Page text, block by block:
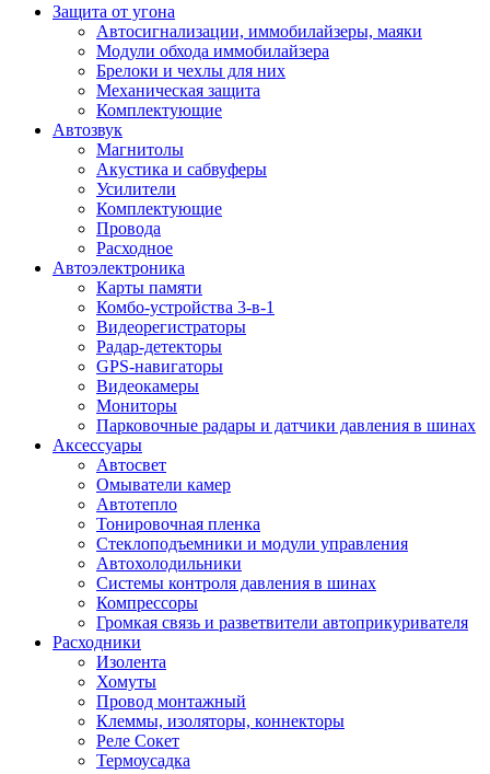
Защита от угона
Автосигнализации, иммобилайзеры, маяки
Модули обхода иммобилайзера
Брелоки и чехлы для них
Механическая защита
Комплектующие
Автозвук
Магнитолы
Акустика и сабвуферы
Усилители
Комплектующие
Провода
Расходное
Автоэлектроника
Карты памяти
Комбо-устройства 3-в-1
Видеорегистраторы
Радар-детекторы
GPS-навигаторы
Видеокамеры
Мониторы
Парковочные радары и датчики давления в шинах
Аксессуары
Автосвет
Омыватели камер
Автотепло
Тонировочная пленка
Стеклоподъемники и модули управления
Автохолодильники
Системы контроля давления в шинах
Компрессоры
Громкая связь и разветвители автоприкуривателя
Расходники
Изолента
Хомуты
Провод монтажный
Клеммы, изоляторы, коннекторы
Реле Сокет
Термоусадка